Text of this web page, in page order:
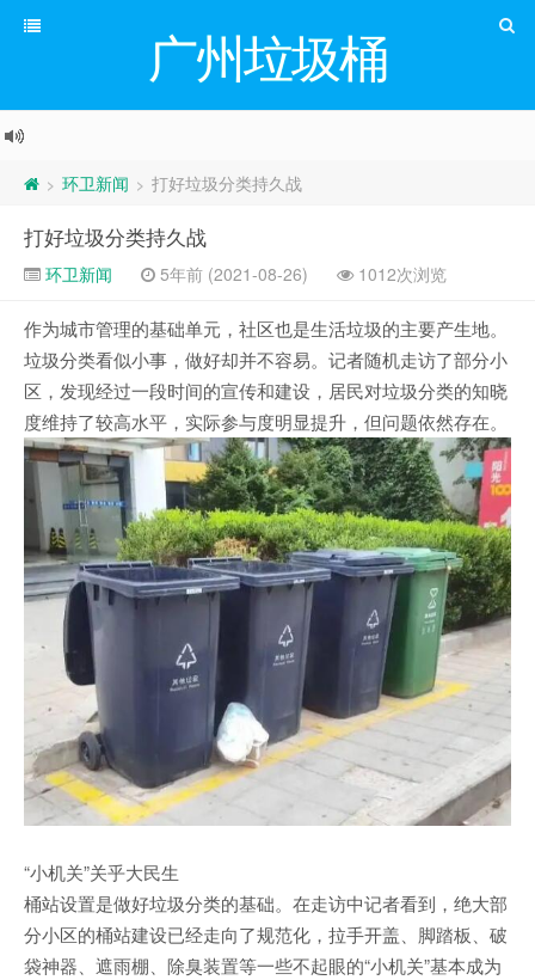
广州垃圾桶
> 环卫新闻 > 打好垃圾分类持久战
打好垃圾分类持久战
环卫新闻 5年前 (2021-08-26) 1012次浏览
作为城市管理的基础单元，社区也是生活垃圾的主要产生地。
垃圾分类看似小事，做好却并不容易。记者随机走访了部分小
区，发现经过一段时间的宣传和建设，居民对垃圾分类的知晓
度维持了较高水平，实际参与度明显提升，但问题依然存在。
“小机关”关乎大民生
桶站设置是做好垃圾分类的基础。在走访中记者看到，绝大部
分小区的桶站建设已经走向了规范化，拉手开盖、脚踏板、破
袋神器、遮雨棚、除臭装置等一些不起眼的“小机关”基本成为